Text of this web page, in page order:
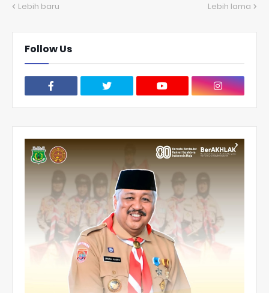
Lebih baru Lebih lama
Follow Us